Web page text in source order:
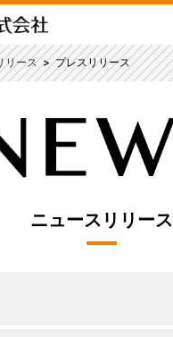
リース プレスリリース
ニュースリリース